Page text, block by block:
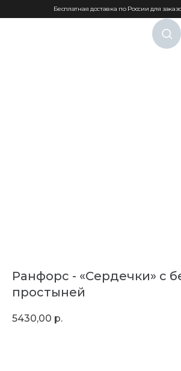
Бесплатная доставка по России для
Ранфорс - «Сердечки» с
простыней
5430,00 р.